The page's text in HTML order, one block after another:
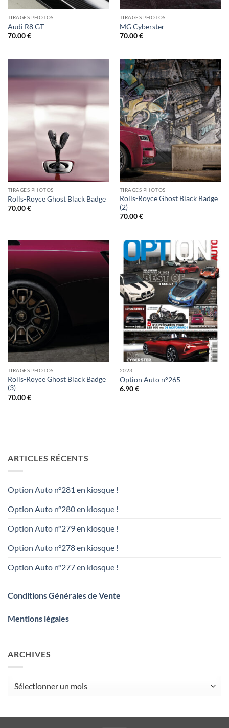
TIRAGES PHOTOS
Audi R8 GT
70.00€
TIRAGES PHOTOS
MG Cyberster
70.00€
TIRAGES PHOTOS
Rolls-Royce Ghost Black Badge
70.00€
TIRAGES PHOTOS
Rolls-Royce Ghost Black Badge
(2)
70.00€
TIRAGES PHOTOS
Rolls-Royce Ghost Black Badge
(3)
70.00€
2023
Option Auto n°265
6.90€
ARTICLES RÉCENTS
Option Auto n°281 en kiosque !
Option Auto n°280 en kiosque !
Option Auto n°279 en kiosque !
Option Auto n°278 en kiosque !
Option Auto n°277 en kiosque !
Conditions Générales de Vente
Mentions légales
ARCHIVES